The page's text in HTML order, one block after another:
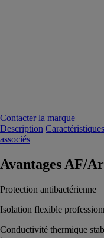
Contacter la marque
Description Caractéristiques
associés
Avantages AF/
Protection antibactérienne
Isolation flexible
Conductivité thermique